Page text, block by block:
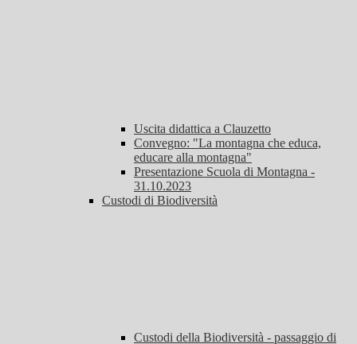
Uscita didattica a Clauzetto
Convegno: "La montagna che educa,
educare alla montagna"
Presentazione Scuola di Montagna -
31.10.2023
Custodi di Biodiversità
Custodi della Biodiversità - passaggio di